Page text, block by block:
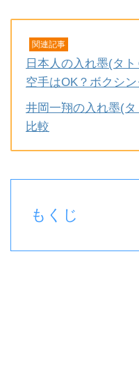
関連記事
日本人の入れ墨(タ
空手はOK？ボクシン
井岡一翔の入れ墨(
比較
もくじ